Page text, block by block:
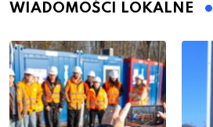
WIADOMOŚCI LOKALNE